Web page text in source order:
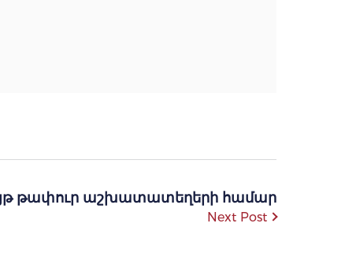
թափուր աշխատատեղերի համար
Next Post